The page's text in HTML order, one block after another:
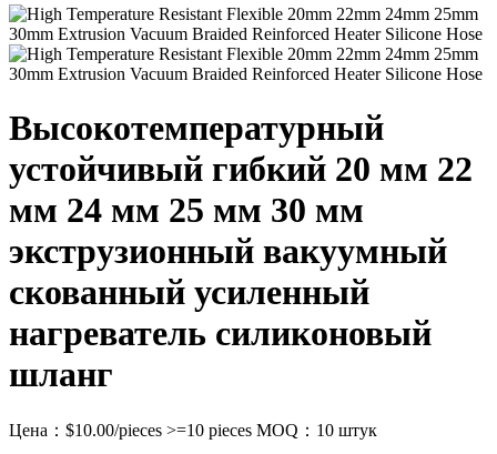
Высокотемпературный
устойчивый гибкий 20 мм 22
мм 24 мм 25 мм 30 мм
экструзионный вакуумный
скованный усиленный
нагреватель силиконовый
шланг
Цена：$10.00/pieces >=10 pieces MOQ：10 штук